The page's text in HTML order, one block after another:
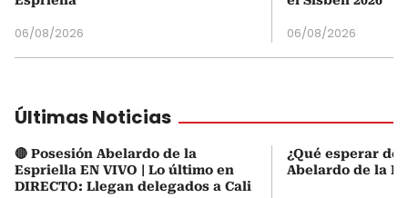
06/08/2026 06/08/2026
Últimas Noticias
🔴 Posesión Abelardo de la
Espriella EN VIVO | Lo último en
DIRECTO: Llegan delegados a Cali
¿Qué esperar de
Abelardo de la